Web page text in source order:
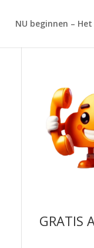
NU beginnen –
GRATIS